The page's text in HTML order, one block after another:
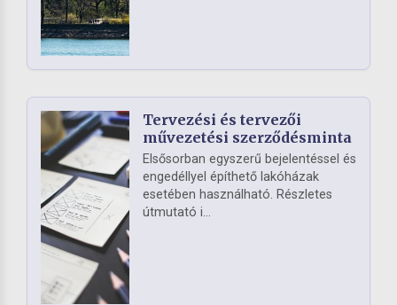
Tervezési és tervezői
művezetési szerződésminta
Elsősorban egyszerű bejelentéssel és
engedéllyel építhető lakóházak
esetében használható. Részletes
útmutató i...